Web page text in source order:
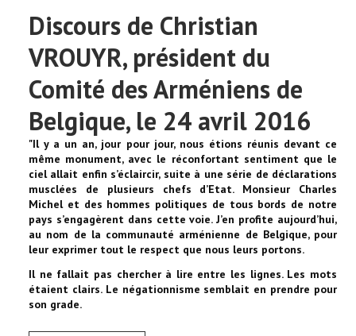
Discours de Christian
VROUYR, président du
Comité des Arméniens de
Belgique, le 24 avril 2016
"Il y a un an, jour pour jour, nous étions réunis devant ce
même monument, avec le réconfortant sentiment que le
ciel allait enfin s’éclaircir, suite à une série de déclarations
musclées de plusieurs chefs d’Etat. Monsieur Charles
Michel et des hommes politiques de tous bords de notre
pays s’engagèrent dans cette voie. J’en profite aujourd’hui,
au nom de la communauté arménienne de Belgique, pour
leur exprimer tout le respect que nous leurs portons.
Il ne fallait pas chercher à lire entre les lignes. Les mots
étaient clairs. Le négationnisme semblait en prendre pour
son grade.